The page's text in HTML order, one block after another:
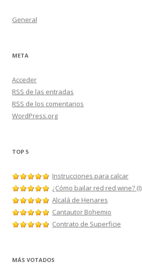
General
META
Acceder
RSS de las entradas
RSS de los comentarios
WordPress.org
TOP 5
Instrucciones para calcar
¿Cómo bailar red red wine? (I)
Alcalá de Henares
Cantautor Bohemio
Contrato de Superficie
MÁS VOTADOS